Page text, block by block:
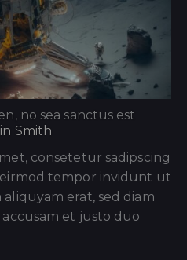
no sea sanctus est
Smith
consetetur sadipscing
tempor invidunt ut
erat, sed diam
et justo duo